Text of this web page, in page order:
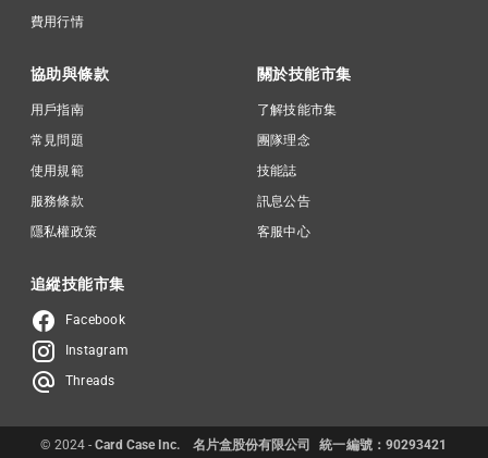
費用行情
協助與條款
用戶指南
常見問題
使用規範
服務條款
隱私權政策
關於技能市集
了解技能市集
團隊理念
技能誌
訊息公告
客服中心
追縱技能市集
Facebook
Instagram
Threads
© 2024 -Card Case Inc. 名片盒股份有限公司 統一編號：90293421